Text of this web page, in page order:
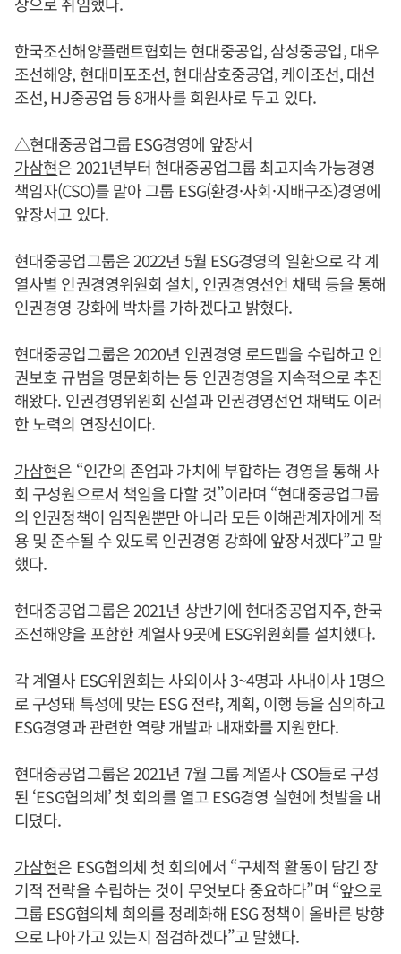
한국조선해양플랜트협회는 현대중공업, 삼성중공업, 대우
조선해양, 현대미포조선, 현대삼호중공업, 케이조선, 대선
조선, HJ중공업 등 8개사를 회원사로 두고 있다.
△현대중공업그룹 ESG경영에 앞장서
가삼현은 2021년부터 현대중공업그룹 최고지속가능경영
책임자(CSO)를 맡아 그룹 ESG(환경·사회·지배구조)경영에
앞장서고 있다.
현대중공업그룹은 2022년 5월 ESG경영의 일환으로 각 계
열사별 인권경영위원회 설치, 인권경영선언 채택 등을 통해
인권경영 강화에 박차를 가하겠다고 밝혔다.
현대중공업그룹은 2020년 인권경영 로드맵을 수립하고 인
권보호 규범을 명문화하는 등 인권경영을 지속적으로 추진
해왔다. 인권경영위원회 신설과 인권경영선언 채택도 이러
한 노력의 연장선이다.
가삼현은 “인간의 존엄과 가치에 부합하는 경영을 통해 사
회 구성원으로서 책임을 다할 것”이라며 “현대중공업그룹
의 인권정책이 임직원뿐만 아니라 모든 이해관계자에게 적
용 및 준수될 수 있도록 인권경영 강화에 앞장서겠다”고 말
했다.
현대중공업그룹은 2021년 상반기에 현대중공업지주, 한국
조선해양을 포함한 계열사 9곳에 ESG위원회를 설치했다.
각 계열사 ESG위원회는 사외이사 3~4명과 사내이사 1명으
로 구성돼 특성에 맞는 ESG 전략, 계획, 이행 등을 심의하고
ESG경영과 관련한 역량 개발과 내재화를 지원한다.
현대중공업그룹은 2021년 7월 그룹 계열사 CSO들로 구성
된 ‘ESG협의체’ 첫 회의를 열고 ESG경영 실현에 첫발을 내
디뎠다.
가삼현은 ESG협의체 첫 회의에서 “구체적 활동이 담긴 장
기적 전략을 수립하는 것이 무엇보다 중요하다”며 “앞으로
그룹 ESG협의체 회의를 정례화해 ESG 정책이 올바른 방향
으로 나아가고 있는지 점검하겠다”고 말했다.